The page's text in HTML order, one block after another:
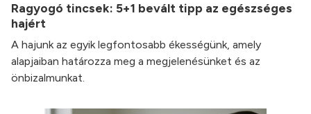
Ragyogó tincsek: 5+1 bevált tipp az egészséges
hajért
A hajunk az egyik legfontosabb ékességünk, amely
alapjaiban határozza meg a megjelenésünket és az
önbizalmunkat.